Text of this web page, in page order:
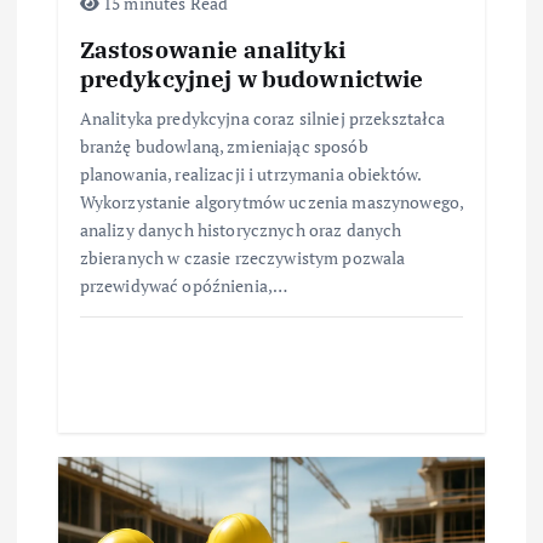
Zastosowanie analityki
predykcyjnej w budownictwie
Analityka predykcyjna coraz silniej przekształca
branżę budowlaną, zmieniając sposób
planowania, realizacji i utrzymania obiektów.
Wykorzystanie algorytmów uczenia maszynowego,
analizy danych historycznych oraz danych
zbieranych w czasie rzeczywistym pozwala
przewidywać opóźnienia,…